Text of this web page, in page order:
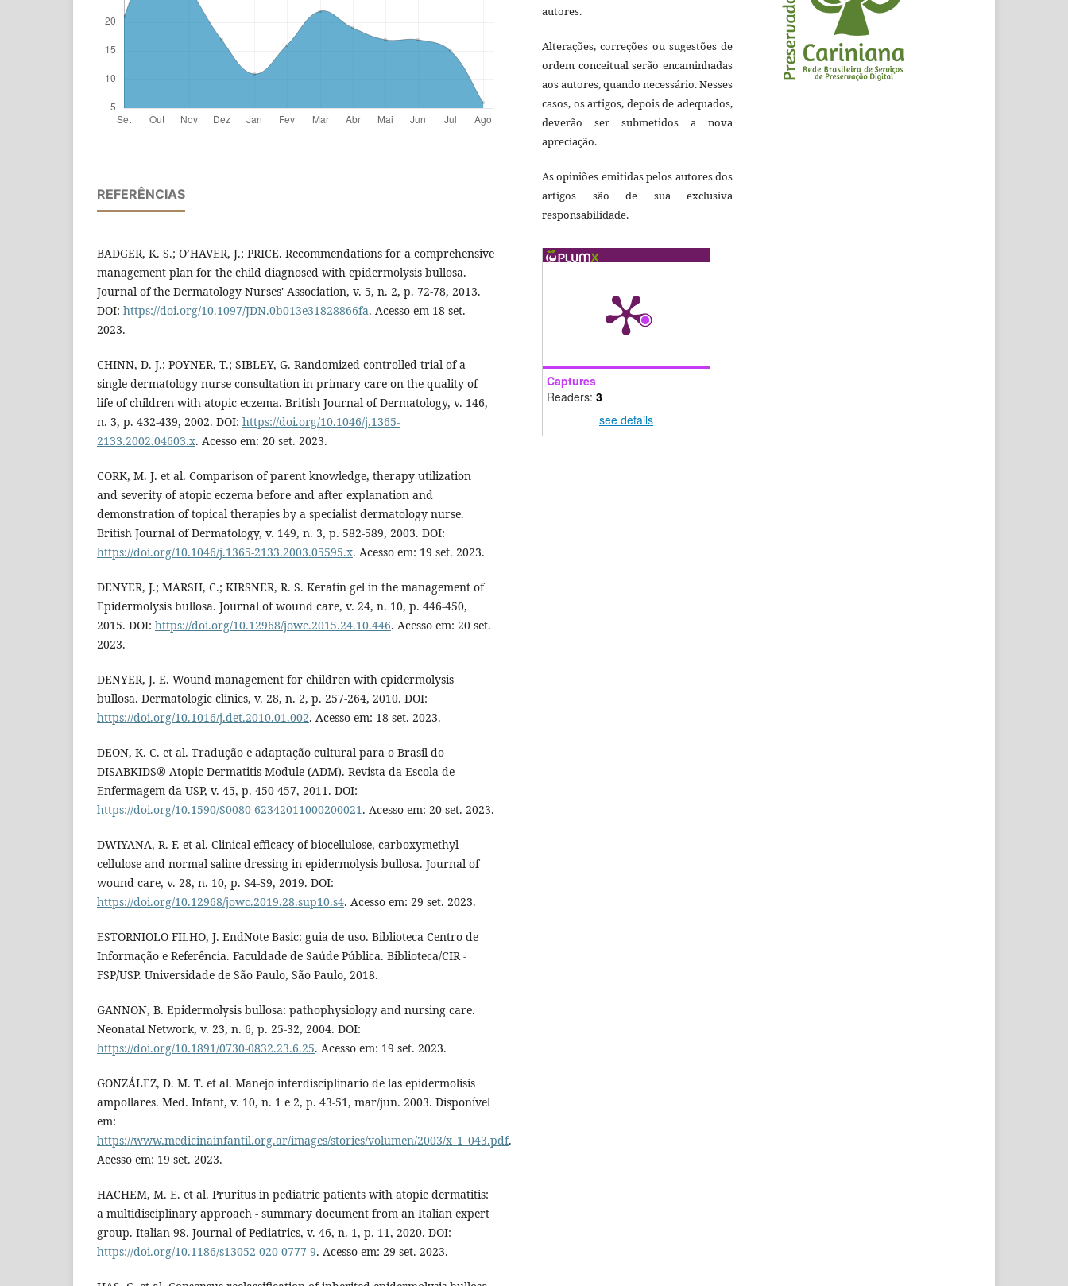
REFERÊNCIAS
BADGER, K. S.; O’HAVER, J.; PRICE. Recommendations for a comprehensive
management plan for the child diagnosed with epidermolysis bullosa.
Journal of the Dermatology Nurses' Association, v. 5, n. 2, p. 72-78, 2013.
DOI: https://doi.org/10.1097/JDN.0b013e31828866fa. Acesso em 18 set.
2023.
CHINN, D. J.; POYNER, T.; SIBLEY, G. Randomized controlled trial of a
single dermatology nurse consultation in primary care on the quality of
life of children with atopic eczema. British Journal of Dermatology, v. 146,
n. 3, p. 432-439, 2002. DOI: https://doi.org/10.1046/j.1365-
2133.2002.04603.x. Acesso em: 20 set. 2023.
CORK, M. J. et al. Comparison of parent knowledge, therapy utilization
and severity of atopic eczema before and after explanation and
demonstration of topical therapies by a specialist dermatology nurse.
British Journal of Dermatology, v. 149, n. 3, p. 582-589, 2003. DOI:
https://doi.org/10.1046/j.1365-2133.2003.05595.x. Acesso em: 19 set. 2023.
DENYER, J.; MARSH, C.; KIRSNER, R. S. Keratin gel in the management of
Epidermolysis bullosa. Journal of wound care, v. 24, n. 10, p. 446-450,
2015. DOI: https://doi.org/10.12968/jowc.2015.24.10.446. Acesso em: 20 set.
2023.
DENYER, J. E. Wound management for children with epidermolysis
bullosa. Dermatologic clinics, v. 28, n. 2, p. 257-264, 2010. DOI:
https://doi.org/10.1016/j.det.2010.01.002. Acesso em: 18 set. 2023.
DEON, K. C. et al. Tradução e adaptação cultural para o Brasil do
DISABKIDS® Atopic Dermatitis Module (ADM). Revista da Escola de
Enfermagem da USP, v. 45, p. 450-457, 2011. DOI:
https://doi.org/10.1590/S0080-62342011000200021. Acesso em: 20 set. 2023.
DWIYANA, R. F. et al. Clinical efficacy of biocellulose, carboxymethyl
cellulose and normal saline dressing in epidermolysis bullosa. Journal of
wound care, v. 28, n. 10, p. S4-S9, 2019. DOI:
https://doi.org/10.12968/jowc.2019.28.sup10.s4. Acesso em: 29 set. 2023.
ESTORNIOLO FILHO, J. EndNote Basic: guia de uso. Biblioteca Centro de
Informação e Referência. Faculdade de Saúde Pública. Biblioteca/CIR -
FSP/USP. Universidade de São Paulo, São Paulo, 2018.
GANNON, B. Epidermolysis bullosa: pathophysiology and nursing care.
Neonatal Network, v. 23, n. 6, p. 25-32, 2004. DOI:
https://doi.org/10.1891/0730-0832.23.6.25. Acesso em: 19 set. 2023.
GONZÁLEZ, D. M. T. et al. Manejo interdisciplinario de las epidermolisis
ampollares. Med. Infant, v. 10, n. 1 e 2, p. 43-51, mar/jun. 2003. Disponível
em:
https://www.medicinainfantil.org.ar/images/stories/volumen/2003/x_1_043.pdf.
Acesso em: 19 set. 2023.
HACHEM, M. E. et al. Pruritus in pediatric patients with atopic dermatitis:
a multidisciplinary approach - summary document from an Italian expert
group. Italian 98. Journal of Pediatrics, v. 46, n. 1, p. 11, 2020. DOI:
https://doi.org/10.1186/s13052-020-0777-9. Acesso em: 29 set. 2023.
autores.
Alterações, correções ou sugestões de
ordem conceitual serão encaminhadas
aos autores, quando necessário. Nesses
casos, os artigos, depois de adequados,
deverão ser submetidos a nova
apreciação.
As opiniões emitidas pelos autores dos
artigos são de sua exclusiva
responsabilidade.
Captures
Readers: 3
see details